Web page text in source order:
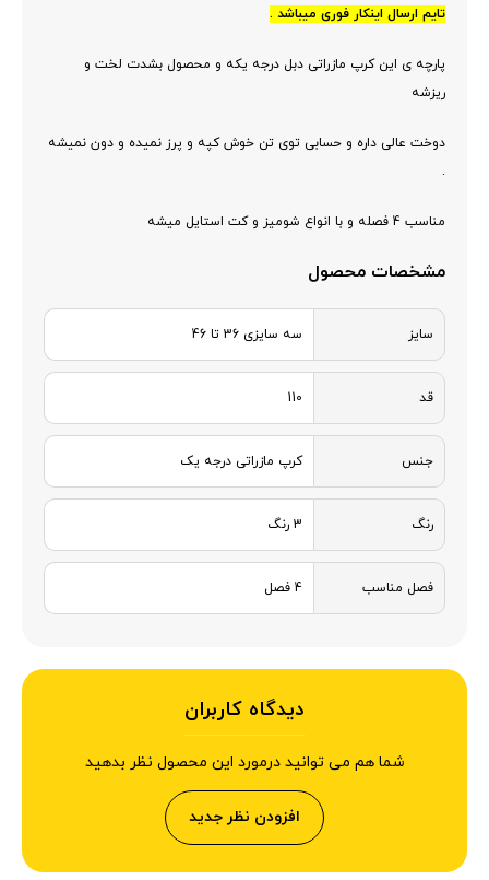
تایم ارسال اینکار فوری میباشد .
پارچه ی این کرپ مازراتی دبل درجه یکه و محصول بشدت لخت و
ریزشه
دوخت عالی داره و حسابی توی تن خوش کپه و پرز نمیده و دون نمیشه
.
مناسب 4 فصله و با انواع شومیز و کت استایل میشه
مشخصات محصول
سایز سه سایزی 36 تا 46
قد 110
جنس کرپ مازراتی درجه یک
رنگ 3 رنگ
فصل مناسب 4 فصل
دیدگاه کاربران
شما هم می توانید درمورد این محصول نظر بدهید
افزودن نظر جدید